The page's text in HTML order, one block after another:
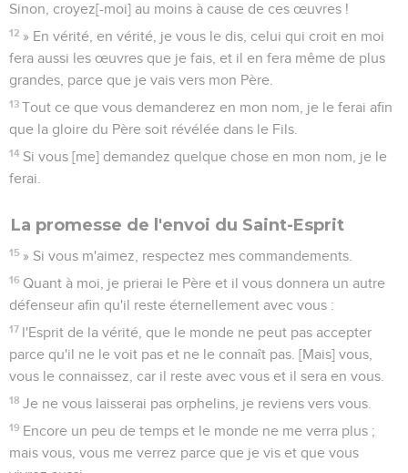
Sinon, croyez[-moi] au moins à cause de ces œuvres !
12 » En vérité, en vérité, je vous le dis, celui qui croit en moi
fera aussi les œuvres que je fais, et il en fera même de plus
grandes, parce que je vais vers mon Père.
13 Tout ce que vous demanderez en mon nom, je le ferai afin
que la gloire du Père soit révélée dans le Fils.
14 Si vous [me] demandez quelque chose en mon nom, je le
ferai.
La promesse de l'envoi du Saint-Esprit
15 » Si vous m'aimez, respectez mes commandements.
16 Quant à moi, je prierai le Père et il vous donnera un autre
défenseur afin qu'il reste éternellement avec vous :
17 l'Esprit de la vérité, que le monde ne peut pas accepter
parce qu'il ne le voit pas et ne le connaît pas. [Mais] vous,
vous le connaissez, car il reste avec vous et il sera en vous.
18 Je ne vous laisserai pas orphelins, je reviens vers vous.
19 Encore un peu de temps et le monde ne me verra plus ;
mais vous, vous me verrez parce que je vis et que vous